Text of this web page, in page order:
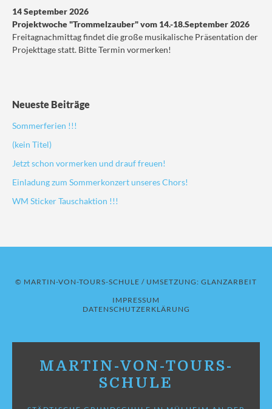
14 September 2026
Projektwoche "Trommelzauber" vom 14.-18.September 2026
Freitagnachmittag findet die große musikalische Präsentation der
Projekttage statt. Bitte Termin vormerken!
Neueste Beiträge
Sommerferien !!!
(kein Titel)
Jetzt schon vormerken und drauf freuen!
Einladung zum Sommerkonzert unseres Chors!
WM Sticker Tauschaktion !!!
© MARTIN-VON-TOURS-SCHULE / UMSETZUNG: GLANZARBEIT
IMPRESSUM
DATENSCHUTZERKLÄRUNG
MARTIN-VON-TOURS-
SCHULE